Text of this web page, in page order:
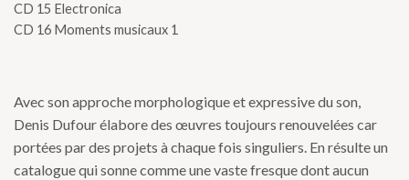
CD 15 Electronica
CD 16 Moments musicaux 1
Avec son approche morphologique et expressive du son,
Denis Dufour élabore des œuvres toujours renouvelées car
portées par des projets à chaque fois singuliers. En résulte un
catalogue qui sonne comme une vaste fresque dont aucun